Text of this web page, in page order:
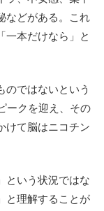
などがある。これ
一本だけなら」と
のではないという
ークを迎え、その
けて脳はニコチン
という状況ではな
と理解することが